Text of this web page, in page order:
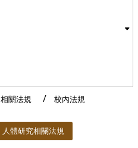
相關法規 校內法規
人體研究相關法規